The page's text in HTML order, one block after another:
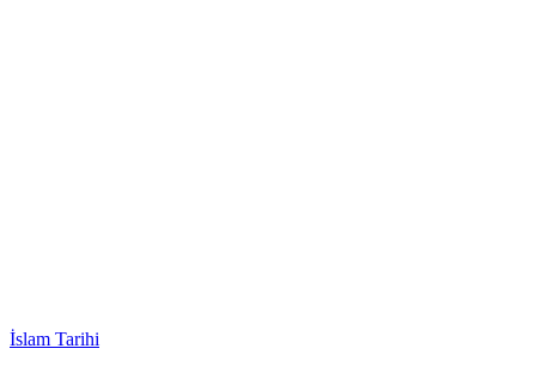
İslam Tarihi